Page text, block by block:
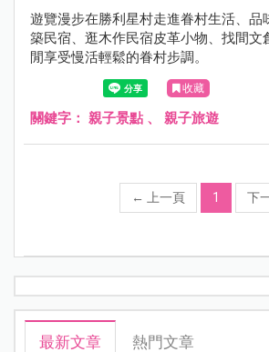
遊覽漫步在勝利星村走進眷村生活、品
築民宿、逛木作民宿皮革小物、找間文
閒享受慢活輕鬆的眷村步調。
收藏
關鍵字： 親子景點 、 親子旅遊
← 上一頁 1 下
最新文章 熱門文章